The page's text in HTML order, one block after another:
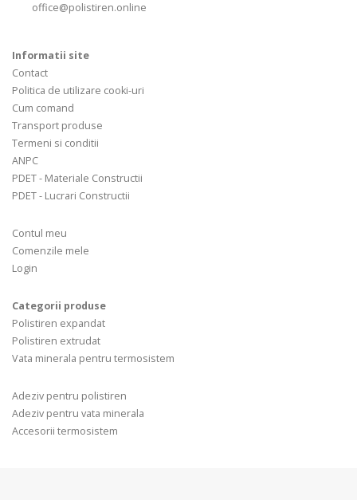
office@polistiren.online
Informatii site
Contact
Politica de utilizare cooki-uri
Cum comand
Transport produse
Termeni si conditii
ANPC
PDET - Materiale Constructii
PDET - Lucrari Constructii
Contul meu
Comenzile mele
Login
Categorii produse
Polistiren expandat
Polistiren extrudat
Vata minerala pentru termosistem
Adeziv pentru polistiren
Adeziv pentru vata minerala
Accesorii termosistem